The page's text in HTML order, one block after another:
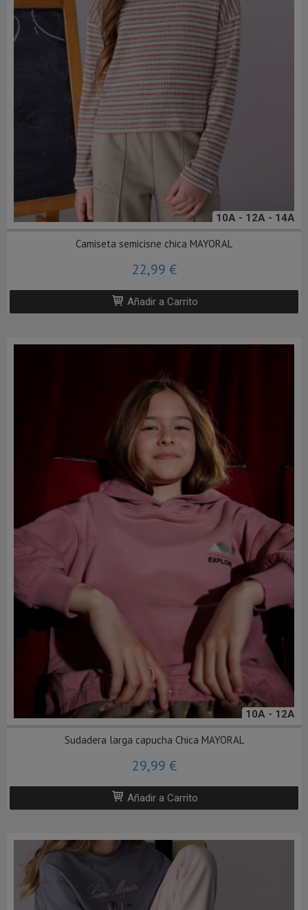
10A - 12A - 14A
Camiseta semicisne chica MAYORAL
22,99 €
Añadir a Carrito
10A - 12A
Sudadera larga capucha Chica MAYORAL
29,99 €
Añadir a Carrito